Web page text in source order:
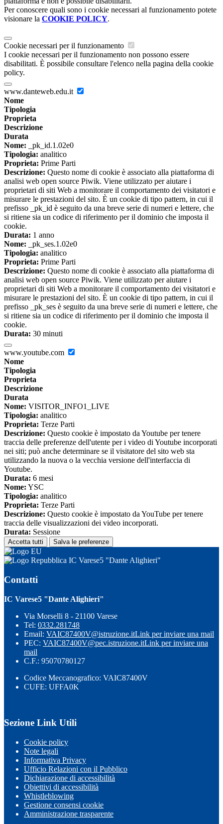
Per conoscere quali sono i cookie necessari al funzionamento potete
visionare la COOKIE POLICY.
Cookie necessari per il funzionamento
I cookie necessari per il funzionamento non possono essere
disabilitati. È possibile consultare l'elenco nella pagina della cookie
policy.
www.danteweb.edu.it
Nome
Tipologia
Proprieta
Descrizione
Durata
Nome: _pk_id.1.02e0
Tipologia: analitico
Proprieta: Prime Parti
Descrizione: Questo nome di cookie è associato alla piattaforma di
analisi web open source Piwik. Viene utilizzato per aiutare i
proprietari di siti Web a monitorare il comportamento dei visitatori e
misurare le prestazioni del sito. È un cookie di tipo pattern, in cui il
prefisso _pk_id è seguito da una breve serie di numeri e lettere, che
si ritiene sia un codice di riferimento per il dominio che imposta il
cookie.
Durata: 1 anno
Nome: _pk_ses.1.02e0
Tipologia: analitico
Proprieta: Prime Parti
Descrizione: Questo nome di cookie è associato alla piattaforma di
analisi web open source Piwik. Viene utilizzato per aiutare i
proprietari di siti Web a monitorare il comportamento dei visitatori e
misurare le prestazioni del sito. È un cookie di tipo pattern, in cui il
prefisso _pk_ses è seguito da una breve serie di numeri e lettere, che
si ritiene sia un codice di riferimento per il dominio che imposta il
cookie.
Durata: 30 minuti
www.youtube.com
Nome
Tipologia
Proprieta
Descrizione
Durata
Nome: VISITOR_INFO1_LIVE
Tipologia: analitico
Proprieta: Terze Parti
Descrizione: Questo cookie è impostato da Youtube per tenere
traccia delle preferenze dell'utente per i video di Youtube incorporati
nei siti; può anche determinare se il visitatore del sito web sta
utilizzando la nuova o la vecchia versione dell'interfaccia di
Youtube.
Durata: 6 mesi
Nome: YSC
Tipologia: analitico
Proprieta: Terze Parti
Descrizione: Questo cookie è impostato da YouTube per tenere
traccia delle visualizzazioni dei video incorporati.
Durata: Sessione
Accetta tutti Salva le preferenze
IC Varese5 "Dante Alighieri"
Contatti
IC Varese5 "Dante Alighieri"
Via Morselli 8 - 21100 Varese
Tel: 0332.281748
Email: VAIC87400V@istruzione.itLink per inviare una mail
PEC: VAIC87400V@pec.istruzione.itLink per inviare una
mail
C.F.: 95070780127
Codice Meccanografico: VAIC87400V
CUFE: UFFA0K
Sezione Link Utili
Cookie policy
Note legali
Informativa Privacy
Ufficio Relazioni con il Pubblico
Dichiarazione di accessibilità
Obiettivi di accessibilità
Whistleblowing
Gestione consensi cookie
Amministrazione trasparente